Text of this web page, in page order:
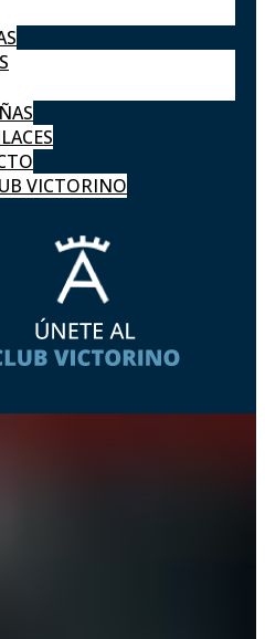
VICTORINO